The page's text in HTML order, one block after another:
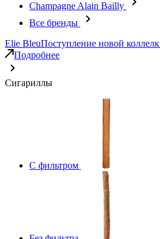
Champagne Alain Bailly
Все бренды
Elie BleuПоступление новой
Подробнее
Сигариллы
С фильтром